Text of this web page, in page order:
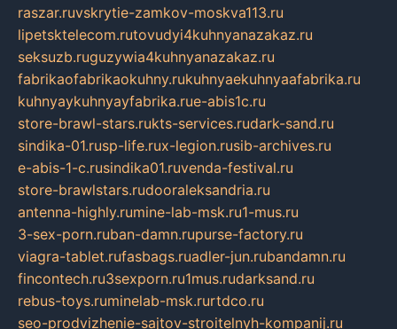
raszar.ruvskrytie-zamkov-moskva113.ru
lipetsktelecom.rutovudyi4kuhnyanazakaz.ru
seksuzb.ruguzywia4kuhnyanazakaz.ru
fabrikaofabrikaokuhny.rukuhnyaekuhnyaafabrika.ru
kuhnyaykuhnyayfabrika.rue-abis1c.ru
store-brawl-stars.rukts-services.rudark-sand.ru
sindika-01.rusp-life.rux-legion.rusib-archives.ru
e-abis-1-c.rusindika01.ruvenda-festival.ru
store-brawlstars.rudooraleksandria.ru
antenna-highly.rumine-lab-msk.ru1-mus.ru
3-sex-porn.ruban-damn.rupurse-factory.ru
viagra-tablet.rufasbags.ruadler-jun.rubandamn.ru
fincontech.ru3sexporn.ru1mus.rudarksand.ru
rebus-toys.ruminelab-msk.rurtdco.ru
seo-prodvizhenie-sajtov-stroitelnyh-kompanij.ru